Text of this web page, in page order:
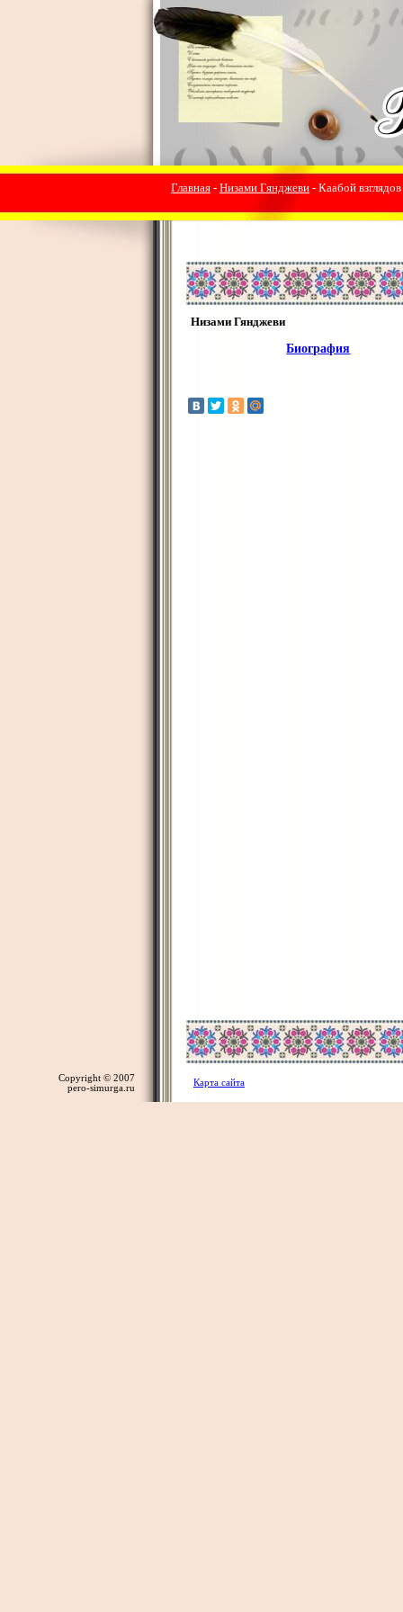
Главная - Низами Гянджеви - Каабой
Низами Гянджеви
Биография
Copyright © 2007
pero-simurga.ru
Карта сайта